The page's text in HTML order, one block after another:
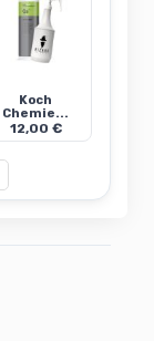
Koch
Chemie...
12,00 €